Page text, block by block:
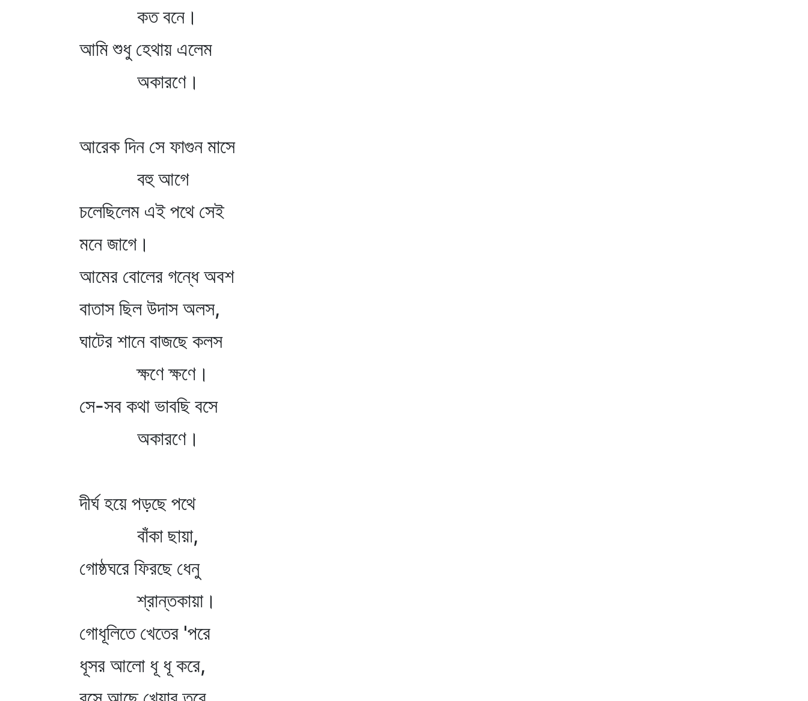
কত বনে।
আমি শুধু হেথায় এলেম
অকারণে।
আরেক দিন সে ফাগুন মাসে
বহু আগে
চলেছিলেম এই পথে সেই
মনে জাগে।
আমের বোলের গন্ধে অবশ
বাতাস ছিল উদাস অলস,
ঘাটের শানে বাজছে কলস
ক্ষণে ক্ষণে।
সে-সব কথা ভাবছি বসে
অকারণে।
দীর্ঘ হয়ে পড়ছে পথে
বাঁকা ছায়া,
গোষ্ঠঘরে ফিরছে ধেনু
শ্রান্তকায়া।
গোধূলিতে খেতের 'পরে
ধূসর আলো ধূ ধূ করে,